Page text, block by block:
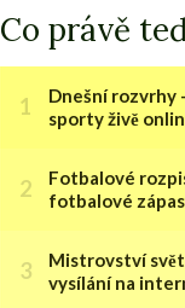
Co právě
Dnešní rozvrhy
sporty živě
Fotbalové
fotbalové
Mistrovství
vysílání na